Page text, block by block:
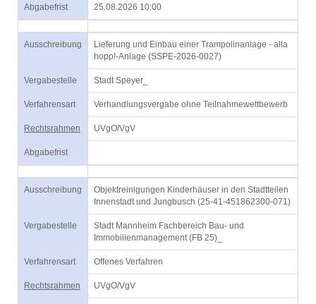
Abgabefrist 25.08.2026 10:00
Ausschreibung
Lieferung und Einbau einer Trampolinanlage - alla
hopp!-Anlage (SSPE-2026-0027)
Vergabestelle Stadt Speyer_
Verfahrensart Verhandlungsvergabe ohne Teilnahmewettbewerb
Rechtsrahmen UVgO/VgV
Abgabefrist
Ausschreibung
Objektreinigungen Kinderhäuser in den Stadtteilen
Innenstadt und Jungbusch (25-41-451862300-071)
Vergabestelle
Stadt Mannheim Fachbereich Bau- und
Immobilienmanagement (FB 25)_
Verfahrensart Offenes Verfahren
Rechtsrahmen UVgO/VgV